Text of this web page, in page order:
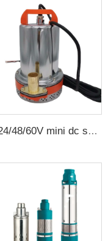
12/24/48/60V mini dc solar zanurzalna pompa wodna z szczotkami